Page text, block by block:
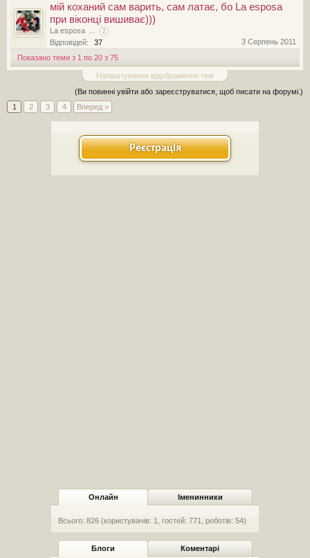
мій коханий сам варить, сам латає, бо La esposa
при віконці вишиває)))
La esposa ... 2
Відповідей: 37
3 Серпень 2011
Показано теми з 1 по 20 з 75
Налаштування відображення тем
(Ви повинні увійти або зареєструватися, щоб писати на форумі.)
1
2 3 4 Вперед >
Реєстрація
Онлайн Іменинники
Всього: 826 (користувачів: 1, гостей: 771, роботів: 54)
Блоги Коментарі